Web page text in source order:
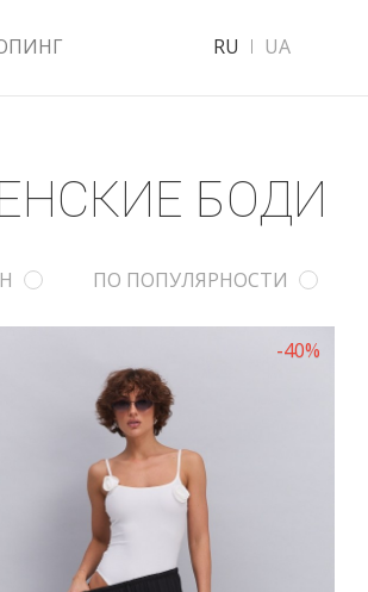
RU UA
БОДИ
ПО ПОПУЛЯРНОСТИ
-40%